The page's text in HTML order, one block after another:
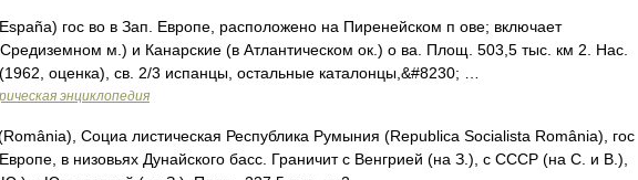
гос во в Зап. Европе, расположено на Пиренейском п ове; включает
м.) и Канарские (в Атлантическом ок.) о ва. Площ. 503,5 тыс. км 2. Нас.
оценка), св. 2/3 испанцы, остальные каталонцы,&#8230; …
энциклопедия
Социа листическая Республика Румыния (Republica Socialista România), гос
в низовьях Дунайского басс. Граничит с Венгрией (на З.), с СССР (на С. и В.),